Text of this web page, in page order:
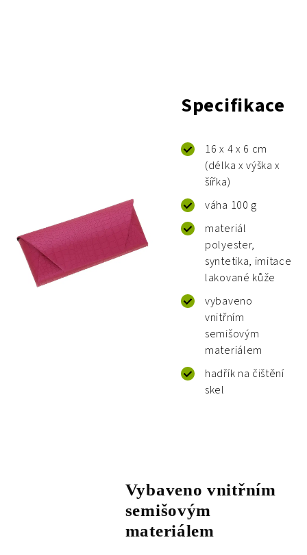
Specifikace
16 x 4 x 6 cm
(délka x výška x
šířka)
váha 100 g
materiál
polyester,
syntetika, imitace
lakované kůže
vybaveno
vnitřním
semišovým
materiálem
hadřík na čištění
skel
Vybaveno vnitřním
semišovým
materiálem